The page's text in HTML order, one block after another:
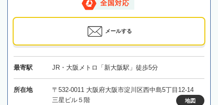
全国対応
メールする
最寄駅 JR・大阪メトロ「新大阪駅」徒歩5分
所在地
〒532-0011 大阪府大阪市淀川区西中島5丁目12-14
三星ビル５階
地図